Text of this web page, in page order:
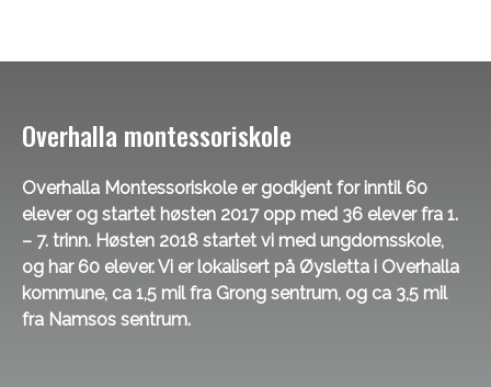
Overhalla montessoriskole
Overhalla Montessoriskole er godkjent for inntil 60
elever og startet høsten 2017 opp med 36 elever fra 1.
– 7. trinn. Høsten 2018 startet vi med ungdomsskole,
og har 60 elever. Vi er lokalisert på Øysletta i Overhalla
kommune, ca 1,5 mil fra Grong sentrum, og ca 3,5 mil
fra Namsos sentrum.